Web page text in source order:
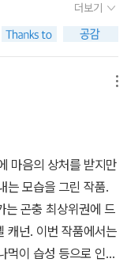
느낄 수 있게 해줍니
잇감을 훔쳐 먹기도
화책에 나오는 하이에
니다. 하지만 이 책을
개를 갸웃해지게 되
짝 내려 붙인 모습의
다! 하는 그림입니다.
않는 모습이여서 좋
하이에나가 그리 얄
똑똑한 핀둘리>... 핀둘
리의 모습을 보며아프
가 너무 크다느니, 삐
더보기
마음의 상처를 받지만
는 모습을 그린 작품.
는 곤충 최상위권에 드
캐넌. 이번 작품에서는
먹이 습성 등으로 인해